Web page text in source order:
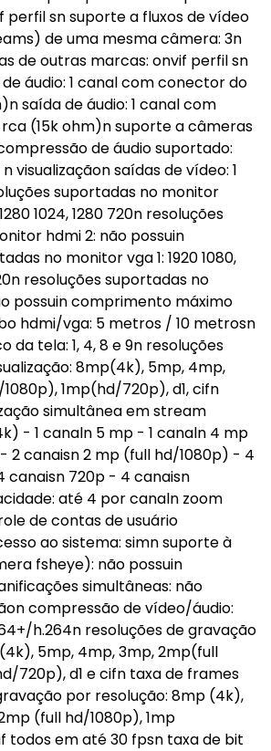
perfil sn suporte a fluxos de vídeo
de uma mesma câmera: 3n
de outras marcas: onvif perfil sn
áudio: 1 canal com conector do
saída de áudio: 1 canal com
(15k ohm)n suporte a câmeras
de áudio suportado:
visualizaçãon saídas de vídeo: 1
suportadas no monitor
1024, 1280 720n resoluções
hdmi 2: não possuin
no monitor vga 1: 1920 1080,
resoluções suportadas no
possuin comprimento máximo
hdmi/vga: 5 metros / 10 metrosn
da tela: 1, 4, 8 e 9n resoluções
8mp(4k), 5mp, 4mp,
1mp(hd/720p), d1, cifn
simultânea em stream
- 1 canaln 5 mp - 1 canaln 4 mp
2 canaisn 2 mp (full hd/1080p) - 4
canaisn 720p - 4 canaisn
até 4 por canaln zoom
de contas de usuário
ao sistema: simn suporte à
fsheye): não possuin
simultâneas: não
compressão de vídeo/áudio:
h.264n resoluções de gravação
5mp, 4mp, 3mp, 2mp(full
720p), d1 e cifn taxa de frames
por resolução: 8mp (4k),
(full hd/1080p), 1mp
todos em até 30 fpsn taxa de bit